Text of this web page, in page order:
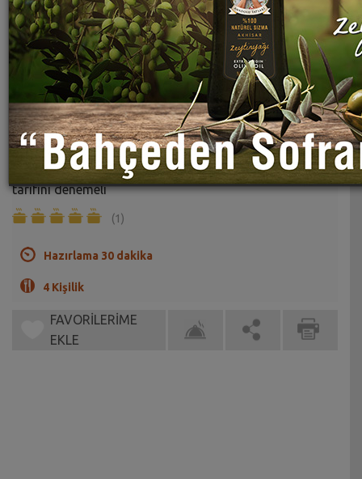
Yabani Kuşkonmaz Dolması Tarifi
Sahrap Soysal
Dolma severler bir de yabani kuşkonmazlı bu dolma
tarifini denemeli
(1)
Hazırlama 30 dakika
4 Kişilik
FAVORİLERİME
EKLE